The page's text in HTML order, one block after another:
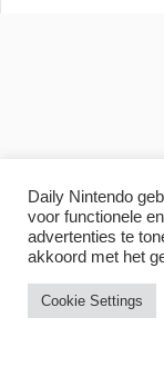
Daily Nintendo
voor functionele
advertenties te
akkoord met het
Cookie Settings